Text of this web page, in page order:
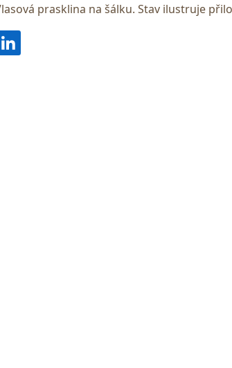
prasklina na šálku. Stav ilustruje